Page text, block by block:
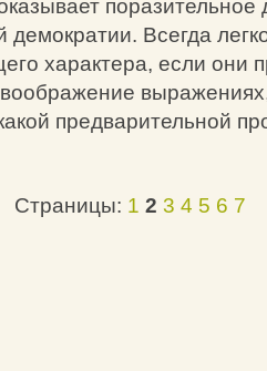
поразительное
Всегда
характера, если они
предварительной
Страницы: 1 2 3 4 5 6 7